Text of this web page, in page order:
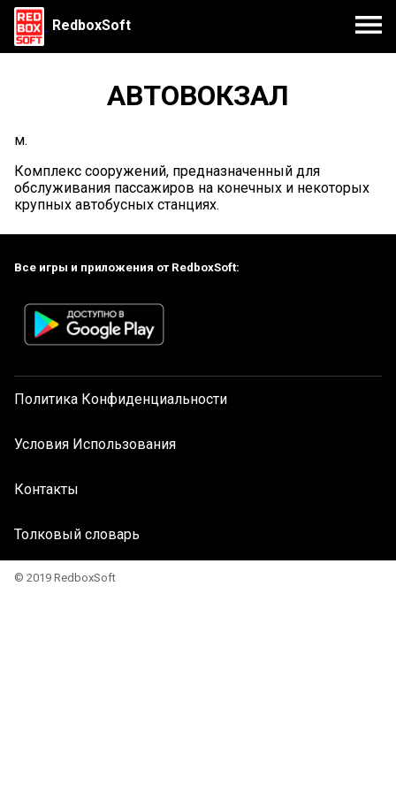
RedboxSoft
АВТОВОКЗАЛ
м.
Комплекс сооружений, предназначенный для
обслуживания пассажиров на конечных и некоторых
крупных автобусных станциях.
Все игры и приложения от RedboxSoft:
Политика Конфиденциальности
Условия Использования
Контакты
Толковый словарь
© 2019 RedboxSoft